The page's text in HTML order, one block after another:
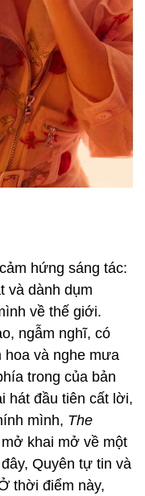
hứng sáng tác:
và dành dụm
về thế giới.
ngẫm nghĩ, có
hoa và nghe mưa
trong của bản
hát đầu tiên cất lời,
mình, The
khai mở về một
Quyên tự tin và
thời điểm này,